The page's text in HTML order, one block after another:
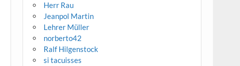
Herr Rau
Jeanpol Martin
Lehrer Müller
norberto42
Ralf Hilgenstock
si tacuisses